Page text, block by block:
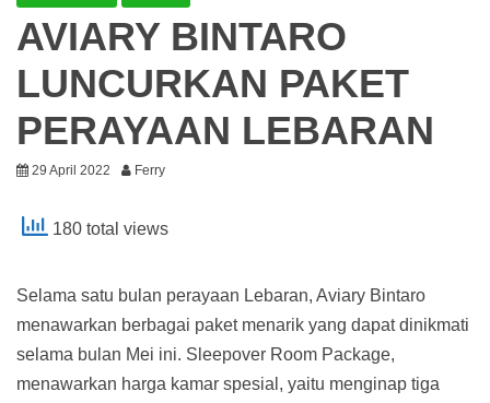
AVIARY BINTARO
LUNCURKAN PAKET
PERAYAAN LEBARAN
29 April 2022 Ferry
180 total views
Selama satu bulan perayaan Lebaran, Aviary Bintaro
menawarkan berbagai paket menarik yang dapat dinikmati
selama bulan Mei ini. Sleepover Room Package,
menawarkan harga kamar spesial, yaitu menginap tiga